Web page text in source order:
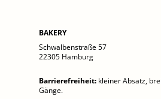
BAKERY
Schwalbenstraße 57
22305 Hamburg
Barrierefreiheit: kleiner Absatz,
Gänge.